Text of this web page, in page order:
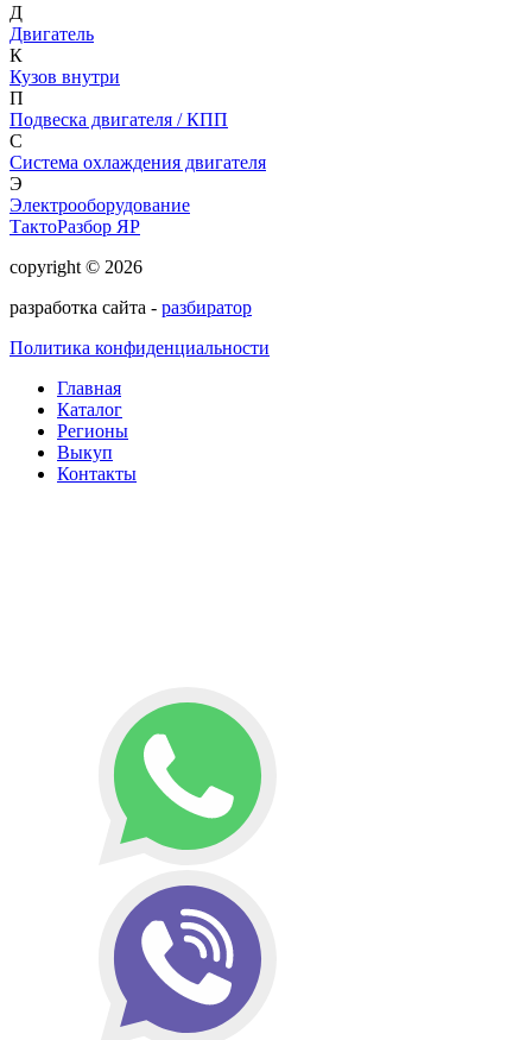
Д
Двигатель
К
Кузов внутри
П
Подвеска двигателя / КПП
С
Система охлаждения двигателя
Э
Электрооборудование
ТактоРазбор ЯР
copyright © 2026
разработка сайта - разбиратор
Политика конфиденциальности
Главная
Каталог
Регионы
Выкуп
Контакты